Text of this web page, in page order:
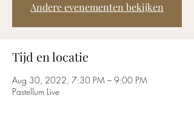
Andere evenementen bekijken
Tijd en locatie
Aug 30, 2022, 7:30 PM – 9:00 PM
Pastellum Live